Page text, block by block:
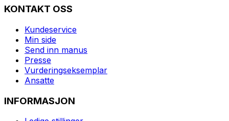
KONTAKT OSS
Kundeservice
Min side
Send inn manus
Presse
Vurderingseksemplar
Ansatte
INFORMASJON